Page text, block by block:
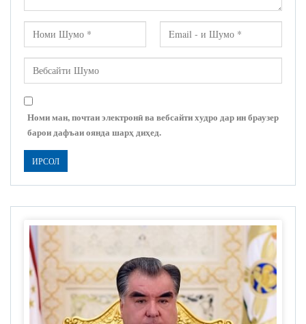
Номи ман, почтаи электронӣ ва вебсайти худро дар ин браузер
барои дафъаи оянда шарҳ диҳед.